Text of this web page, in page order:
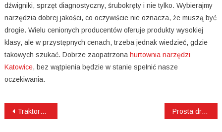
dźwigniki, sprzęt diagnostyczny, śrubokręty i nie tylko. Wybierajmy
narzędzia dobrej jakości, co oczywiście nie oznacza, że muszą być
drogie. Wielu cenionych producentów oferuje produkty wysokiej
klasy, ale w przystępnych cenach, trzeba jednak wiedzieć, gdzie
takowych szukać. Dobrze zaopatrzona hurtownia narzędzi
Katowice, bez wątpienia będzie w stanie spełnić nasze
oczekiwania.
Nawigacja
Traktorek na akumulator dla dziecka Prosta droga do zdrowia jamy ustnej